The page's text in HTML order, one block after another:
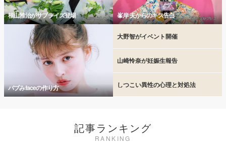
福山雅治がサプライズ登場 峯岸 夫からのキス告白
バブみfaceの作り方
大野智がイベント開催
山崎怜奈が妊娠生報告
しつこい異性の心理と対処法
記事ランキング
RANKING